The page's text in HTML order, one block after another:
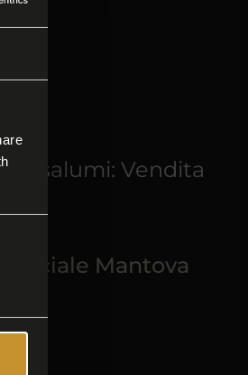
salumi: Vendita
Sociale Mantova